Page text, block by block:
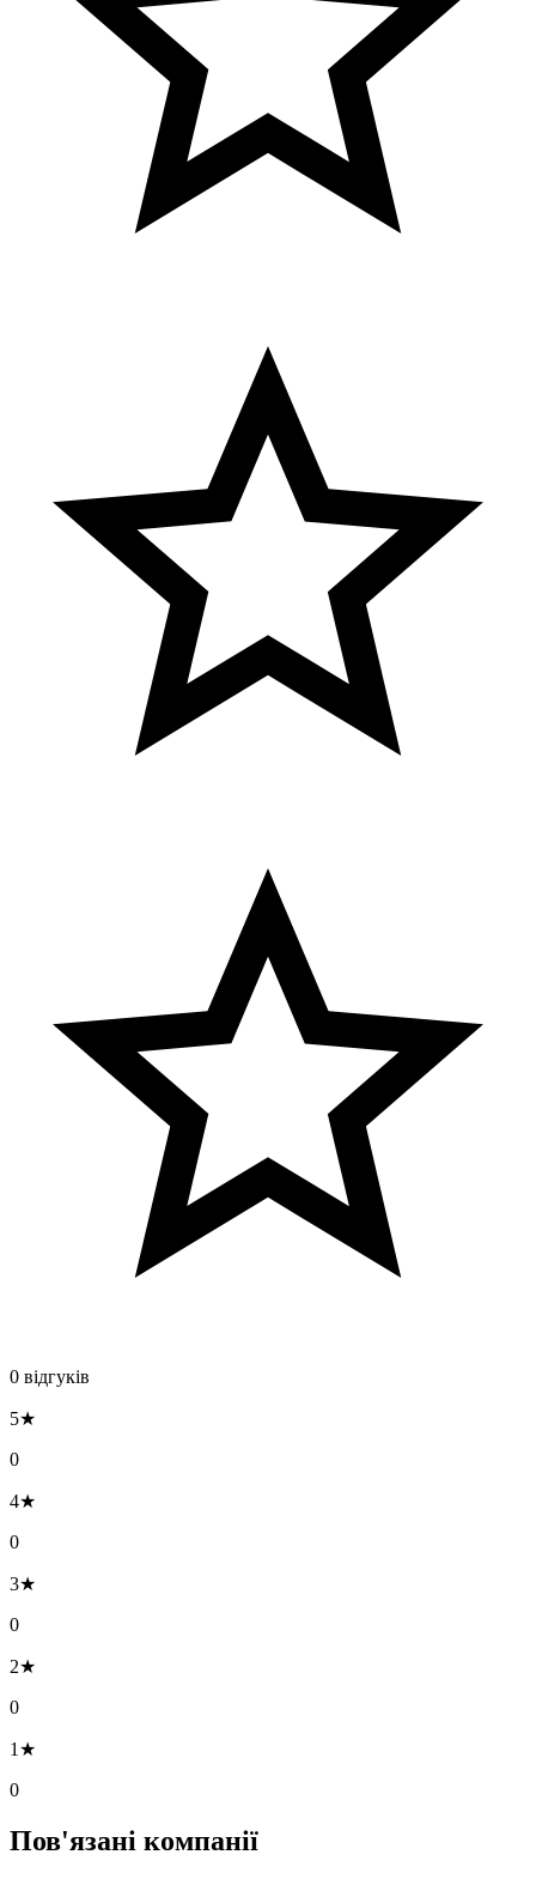
0 відгуків
5★
0
4★
0
3★
0
2★
0
1★
0
Пов'язані компанії